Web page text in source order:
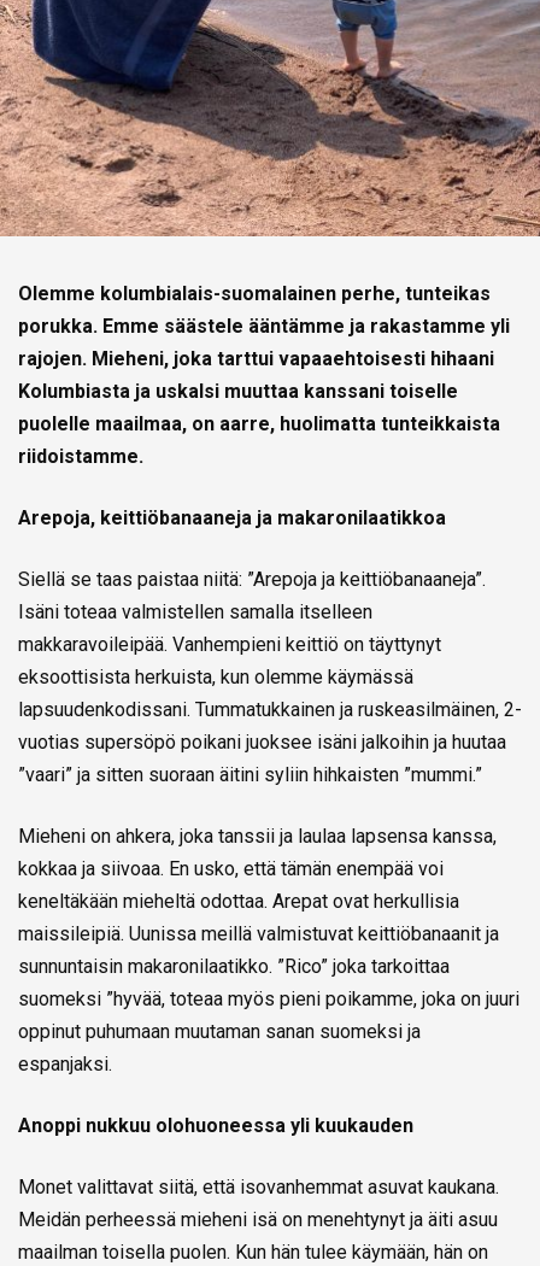
Olemme kolumbialais-suomalainen perhe, tunteikas
porukka. Emme säästele ääntämme ja rakastamme yli
rajojen. Mieheni, joka tarttui vapaaehtoisesti hihaani
Kolumbiasta ja uskalsi muuttaa kanssani toiselle
puolelle maailmaa, on aarre, huolimatta tunteikkaista
riidoistamme.
Arepoja, keittiöbanaaneja ja makaronilaatikkoa
Siellä se taas paistaa niitä: ”Arepoja ja keittiöbanaaneja”.
Isäni toteaa valmistellen samalla itselleen
makkaravoileipää. Vanhempieni keittiö on täyttynyt
eksoottisista herkuista, kun olemme käymässä
lapsuudenkodissani. Tummatukkainen ja ruskeasilmäinen, 2-
vuotias supersöpö poikani juoksee isäni jalkoihin ja huutaa
”vaari” ja sitten suoraan äitini syliin hihkaisten ”mummi.”
Mieheni on ahkera, joka tanssii ja laulaa lapsensa kanssa,
kokkaa ja siivoaa. En usko, että tämän enempää voi
keneltäkään mieheltä odottaa. Arepat ovat herkullisia
maissileipiä. Uunissa meillä valmistuvat keittiöbanaanit ja
sunnuntaisin makaronilaatikko. ”Rico” joka tarkoittaa
suomeksi ”hyvää, toteaa myös pieni poikamme, joka on juuri
oppinut puhumaan muutaman sanan suomeksi ja
espanjaksi.
Anoppi nukkuu olohuoneessa yli kuukauden
Monet valittavat siitä, että isovanhemmat asuvat kaukana.
Meidän perheessä mieheni isä on menehtynyt ja äiti asuu
maailman toisella puolen. Kun hän tulee käymään, hän on